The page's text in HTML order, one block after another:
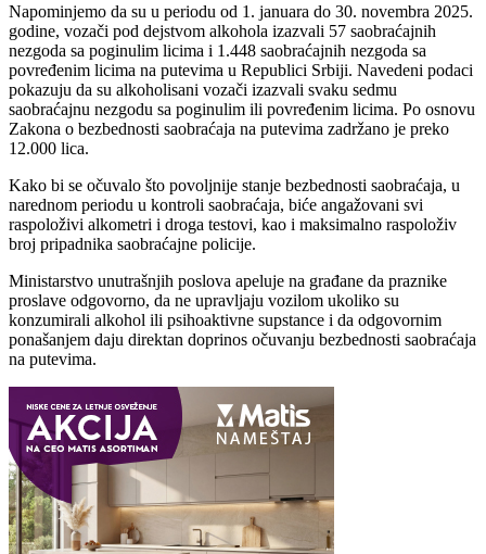
Napominjemo da su u periodu od 1. januara do 30. novembra 2025.
godine, vozači pod dejstvom alkohola izazvali 57 saobraćajnih
nezgoda sa poginulim licima i 1.448 saobraćajnih nezgoda sa
povređenim licima na putevima u Republici Srbiji. Navedeni podaci
pokazuju da su alkoholisani vozači izazvali svaku sedmu
saobraćajnu nezgodu sa poginulim ili povređenim licima. Po osnovu
Zakona o bezbednosti saobraćaja na putevima zadržano je preko
12.000 lica.
Kako bi se očuvalo što povolјnije stanje bezbednosti saobraćaja, u
narednom periodu u kontroli saobraćaja, biće angažovani svi
raspoloživi alkometri i droga testovi, kao i maksimalno raspoloživ
broj pripadnika saobraćajne policije.
Ministarstvo unutrašnjih poslova apeluje na građane da praznike
proslave odgovorno, da ne upravlјaju vozilom ukoliko su
konzumirali alkohol ili psihoaktivne supstance i da odgovornim
ponašanjem daju direktan doprinos očuvanju bezbednosti saobraćaja
na putevima.